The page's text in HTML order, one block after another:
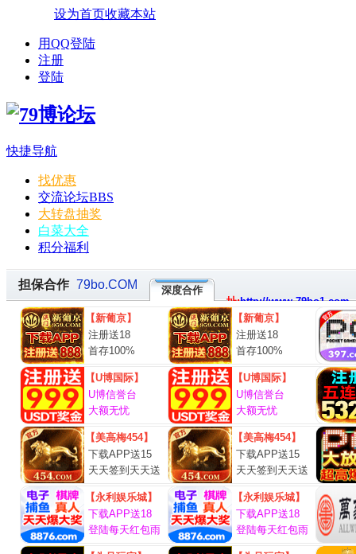
设为首页收藏本站
用QQ登陆
注册
登陆
快捷导航
找优惠
交流论坛BBS
大转盘抽奖
白菜大全
积分福利